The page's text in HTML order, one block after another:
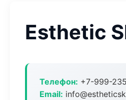
Esthetic
Телефон: +7-999-
Email: